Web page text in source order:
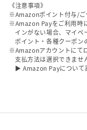
《注意事項》
※Amazonポイント付与/ご
※Amazon Payをご利用時
インがない場合、マイペ
ポイント・各種クーポン
※Amazonアカウントにて
支払方法は選択できませ
▶ Amazon Payについて